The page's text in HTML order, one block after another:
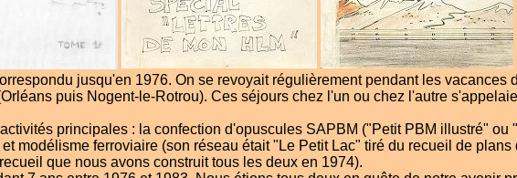
jusqu'en 1976. On se revoyait régulièrement pendant les vacances
puis Nogent-le-Rotrou). Ces séjours chez l'un ou chez l'autre
principales : la confection d'opuscules SAPBM ("Petit PBM illustré" ou
modélisme ferroviaire (son réseau était "Le Petit Lac" tiré du recueil de plans
que nous avons construit tous les deux en 1974).